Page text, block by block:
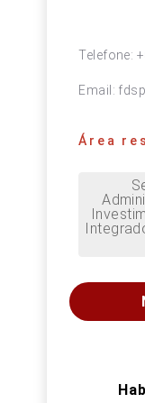
Telefone:
Email:
Área